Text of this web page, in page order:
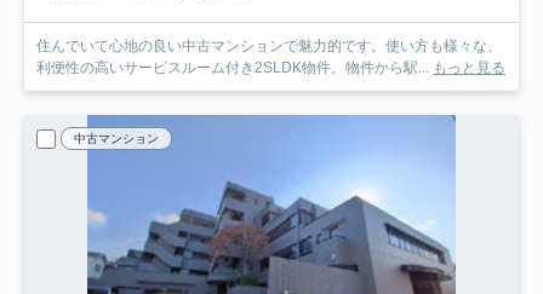
住んでいて心地の良い中古マンションで魅力的です。使い方も様々な、
利便性の高いサービスルーム付き2SLDK物件。物件から駅...
もっと見る
中古マンション